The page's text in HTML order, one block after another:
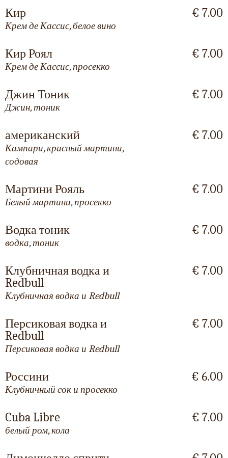
Кир
Крем де Кассис, белое вино
€ 7.00
Кир Роял
Крем де Кассис, просекко
€ 7.00
Джин Тоник
Джин, тоник
€ 7.00
американский
Кампари, красный мартини,
содовая
€ 7.00
Мартини Рояль
Белый мартини, просекко
€ 7.00
Водка тоник
водка, тоник
€ 7.00
Клубничная водка и
Redbull
Клубничная водка и Redbull
€ 7.00
Персиковая водка и
Redbull
Персиковая водка и Redbull
€ 7.00
Россини
Клубничный сок и просекко
€ 6.00
Cuba Libre
белый ром, кола
€ 7.00